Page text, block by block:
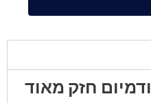
חזק מאוד